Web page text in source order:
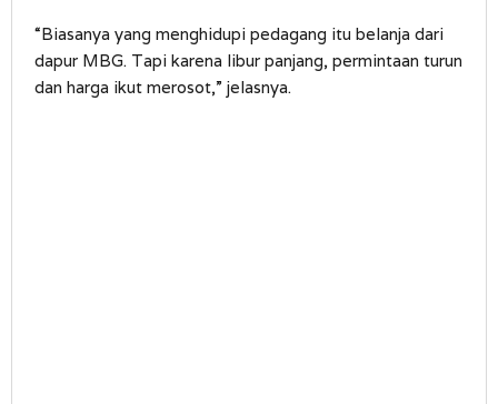
“Biasanya yang menghidupi pedagang itu belanja dari
dapur MBG. Tapi karena libur panjang, permintaan turun
dan harga ikut merosot,” jelasnya.